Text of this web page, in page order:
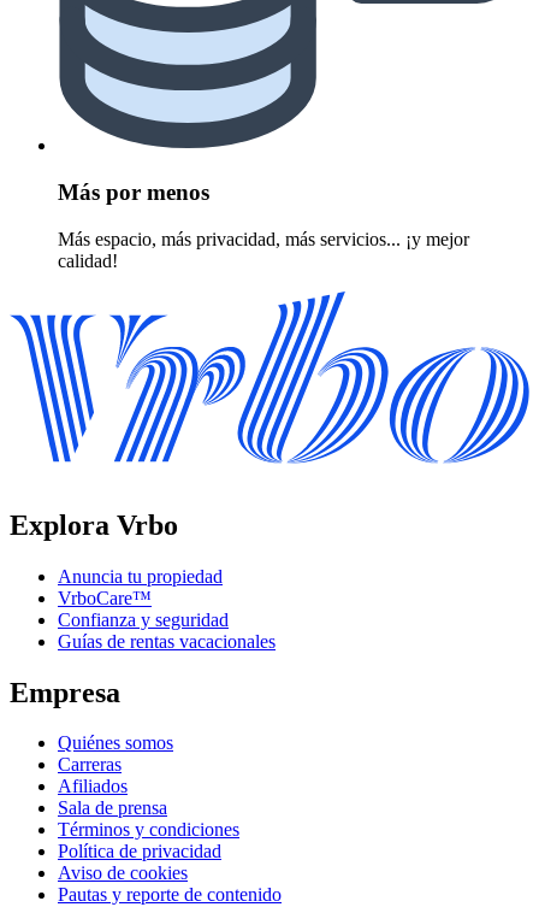
Más por menos
Más espacio, más privacidad, más servicios... ¡y mejor
calidad!
Explora Vrbo
Anuncia tu propiedad
VrboCare™
Confianza y seguridad
Guías de rentas vacacionales
Empresa
Quiénes somos
Carreras
Afiliados
Sala de prensa
Términos y condiciones
Política de privacidad
Aviso de cookies
Pautas y reporte de contenido